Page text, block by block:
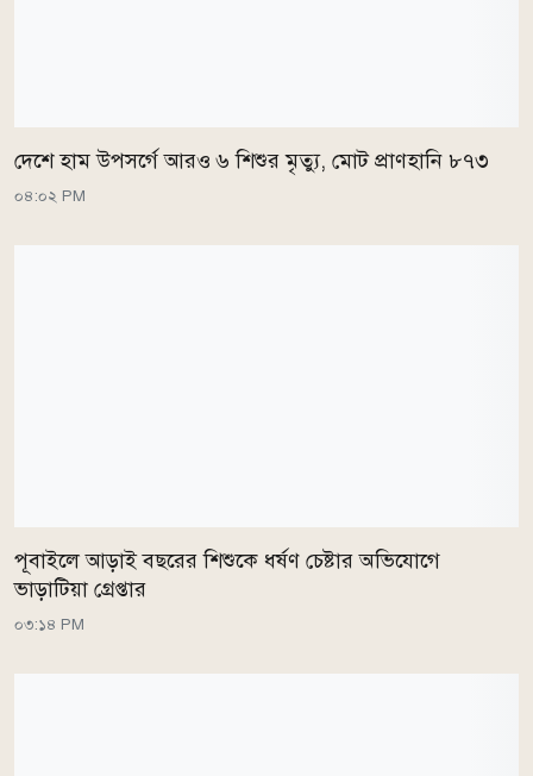
দেশে হাম উপসর্গে আরও ৬ শিশুর মৃত্যু, মোট প্রাণহানি ৮৭৩
০৪:০২ PM
পূবাইলে আড়াই বছরের শিশুকে ধর্ষণ চেষ্টার অভিযোগে
ভাড়াটিয়া গ্রেপ্তার
০৩:১৪ PM